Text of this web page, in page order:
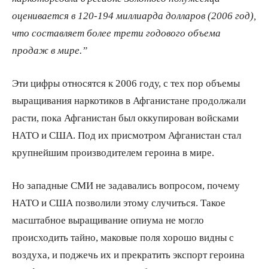
оценивается в 120-194 миллиарда долларов (2006 год),
что составляет более трети годового объема
продаж в мире.”
Эти цифры относятся к 2006 году, с тех пор объемы
выращивания наркотиков в Афганистане продолжали
расти, пока Афганистан был оккупирован войсками
НАТО и США. Под их присмотром Афганистан стал
крупнейшим производителем героина в мире.
Но западные СМИ не задавались вопросом, почему
НАТО и США позволили этому случиться. Такое
масштабное выращивание опиума не могло
происходить тайно, маковые поля хорошо видны с
воздуха, и поджечь их и прекратить экспорт героина